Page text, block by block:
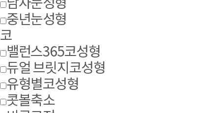
중년눈성형
코
밸런스365코성형
듀얼 브릿지코성형
유형별코성형
콧볼축소